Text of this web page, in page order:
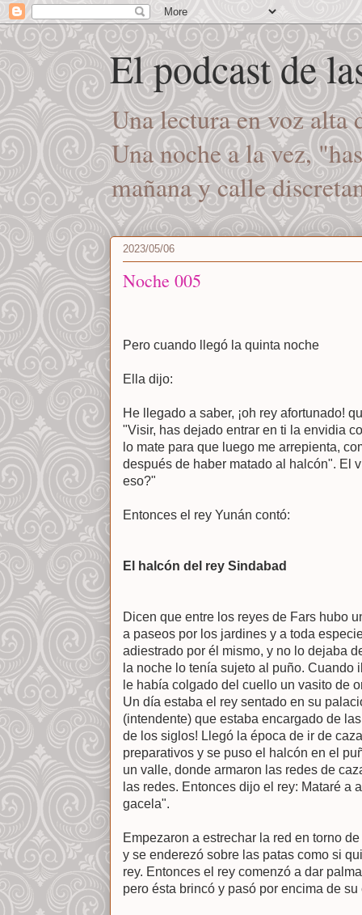
El podcast de
Una lectura en voz alta
Una noche a la vez,
mañana y calle
2023/05/06
Noche 005
Pero cuando llegó la quinta noche
Ella dijo:
He llegado a saber, ¡oh rey afortunado!
"Visir, has dejado entrar en ti la envidia
lo mate para que luego me arrepienta,
después de haber matado al halcón". El
eso?"
Entonces el rey Yunán contó:
El halcón del rey Sindabad
Dicen que entre los reyes de Fars hubo
a paseos por los jardines y a toda
adiestrado por él mismo, y no lo dejaba
la noche lo tenía sujeto al puño. Cuando
le había colgado del cuello un vasito de
Un día estaba el rey sentado en su
(intendente) que estaba encargado de
de los siglos! Llegó la época de ir de
preparativos y se puso el halcón en el
un valle, donde armaron las redes de
las redes. Entonces dijo el rey: Mataré a
gacela".
Empezaron a estrechar la red en torno
y se enderezó sobre las patas como si
rey. Entonces el rey comenzó a dar
pero ésta brincó y pasó por encima de